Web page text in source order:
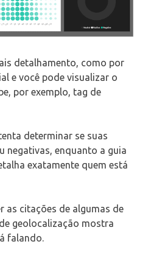
detalhamento, como por
e você pode visualizar o
por exemplo, tag de
determinar se suas
negativas, enquanto a guia
exatamente quem está
as citações de algumas de
geolocalização mostra
falando.